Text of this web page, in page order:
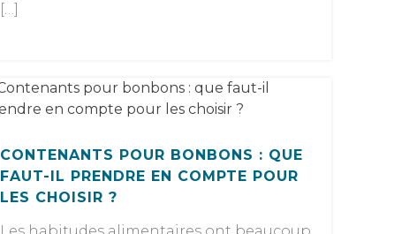
[…]
CONTENANTS POUR BONBONS : QUE
FAUT-IL PRENDRE EN COMPTE POUR
LES CHOISIR ?